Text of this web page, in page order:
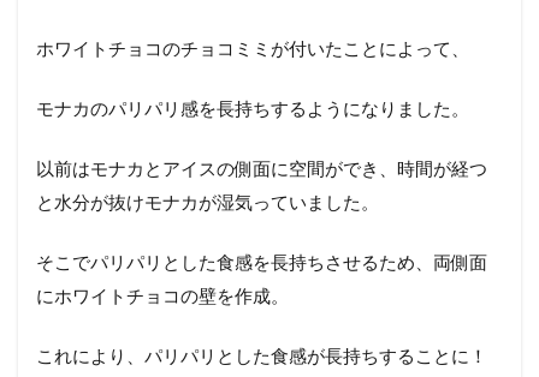
ホワイトチョコのチョコミミが付いたことによって、
モナカのパリパリ感を長持ちするようになりました。
以前はモナカとアイスの側面に空間ができ、時間が経つ
と水分が抜けモナカが湿気っていました。
そこでパリパリとした食感を長持ちさせるため、両側面
にホワイトチョコの壁を作成。
これにより、パリパリとした食感が長持ちすることに！